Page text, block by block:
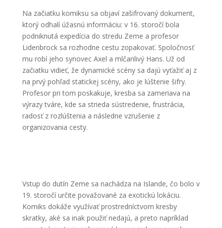
Na začiatku komiksu sa objaví zašifrovaný dokument,
ktorý odhalí úžasnú informáciu: v 16. storočí bola
podniknutá expedícia do stredu Zeme a profesor
Lidenbrock sa rozhodne cestu zopakovať. Spoločnosť
mu robí jeho synovec Axel a mlčanlivý Hans. Už od
začiatku vidieť, že dynamické scény sa dajú vyťažiť aj z
na prvý pohľad statickej scény, ako je lúštenie šifry.
Profesor pri tom poskakuje, kresba sa zameriava na
výrazy tváre, kde sa strieda sústredenie, frustrácia,
radosť z rozlúštenia a následne vzrušenie z
organizovania cesty.
Vstup do dutín Zeme sa nachádza na Islande, čo bolo v
19. storočí určite považované za exotickú lokáciu.
Komiks dokáže využívať prostredníctvom kresby
skratky, aké sa inak použiť nedajú, a preto napríklad